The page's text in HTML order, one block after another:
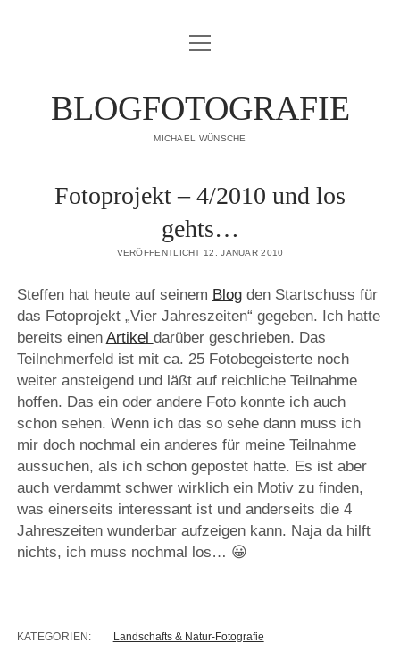
IMPRESSUM
Menü
öffnen
BLOGFOTOGRAFIE
MICHAEL WÜNSCHE
Fotoprojekt – 4/2010 und los
gehts…
VERÖFFENTLICHT 12. JANUAR 2010
Steffen hat heute auf seinem Blogden Startschuss für
das Fotoprojekt „Vier Jahreszeiten“ gegeben. Ich hatte
bereits einen Artikel darüber geschrieben. Das
Teilnehmerfeld ist mit ca. 25 Fotobegeisterte noch
weiter ansteigend und läßt auf reichliche Teilnahme
hoffen. Das ein oder andere Foto konnte ich auch
schon sehen. Wenn ich das so sehe dann muss ich
mir doch nochmal ein anderes für meine Teilnahme
aussuchen, als ich schon gepostet hatte. Es ist aber
auch verdammt schwer wirklich ein Motiv zu finden,
was einerseits interessant ist und anderseits die 4
Jahreszeiten wunderbar aufzeigen kann. Naja da hilft
nichts, ich muss nochmal los… 😀
KATEGORIEN: Landschafts & Natur-Fotografie